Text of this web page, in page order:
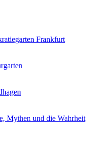
Frankfurt
Mythen und die Wahrheit